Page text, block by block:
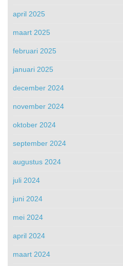
april 2025
maart 2025
februari 2025
januari 2025
december 2024
november 2024
oktober 2024
september 2024
augustus 2024
juli 2024
juni 2024
mei 2024
april 2024
maart 2024